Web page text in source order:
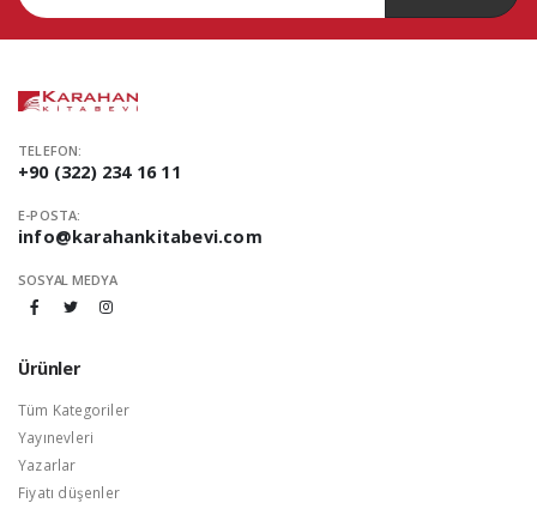
TELEFON:
+90 (322) 234 16 11
E-POSTA:
info@karahankitabevi.com
SOSYAL MEDYA
Ürünler
Tüm Kategoriler
Yayınevleri
Yazarlar
Fiyatı düşenler